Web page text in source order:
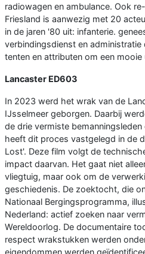
radiowagen en ambulance. Ook
Friesland is aanwezig met 20
in de jaren '80 uit: infanterie.
verbindingsdienst en
tenten en attributen om een mooie
Lancaster ED603
In 2023 werd het wrak van de
IJsselmeer geborgen. Daarbij
de drie vermiste
heeft dit proces vastgelegd in de
Lost'. Deze film volgt de
impact daarvan. Het gaat niet
vliegtuig, maar ook om de
geschiedenis. De zoektocht, die
Nationaal Bergingsprogramma,
Nederland: actief zoeken naar
Wereldoorlog. De documentaire
respect wrakstukken werden
eigendommen werden